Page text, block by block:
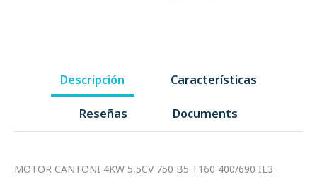
Descripción Características
Reseñas Documents
MOTOR CANTONI 4KW 5,5CV 750 B5 T160 400/690 IE3